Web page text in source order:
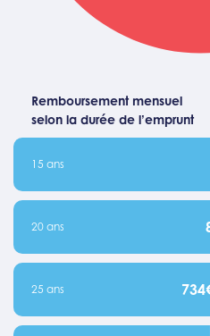
Remboursement mensuel
selon la durée de l’emprunt
15 ans
20 ans
25 ans